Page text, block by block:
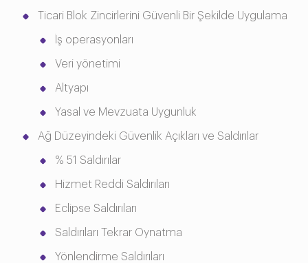
Ticari Blok Zincirlerini Güvenli Bir Şekilde Uygulama
İş operasyonları
Veri yönetimi
Altyapı
Yasal ve Mevzuata Uygunluk
Ağ Düzeyindeki Güvenlik Açıkları ve Saldırılar
% 51 Saldırılar
Hizmet Reddi Saldırıları
Eclipse Saldırıları
Saldırıları Tekrar Oynatma
Yönlendirme Saldırıları